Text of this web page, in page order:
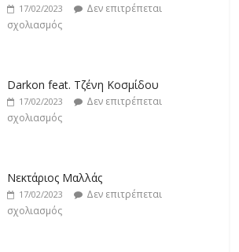
17/02/2023
Δεν επιτρέπεται
σχολιασμός
Darkon feat. Τζένη Κοσμίδου
17/02/2023
Δεν επιτρέπεται
σχολιασμός
Νεκτάριος Μαλλάς
17/02/2023
Δεν επιτρέπεται
σχολιασμός